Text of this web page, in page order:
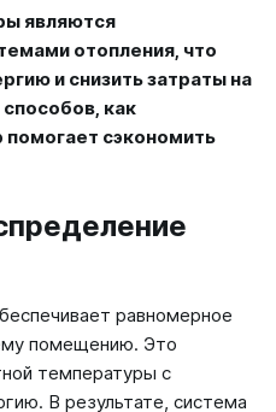
являются
отопления, что
и снизить затраты на
как
помогает сэкономить
равномерное
помещению. Это
температуры с
В результате, система